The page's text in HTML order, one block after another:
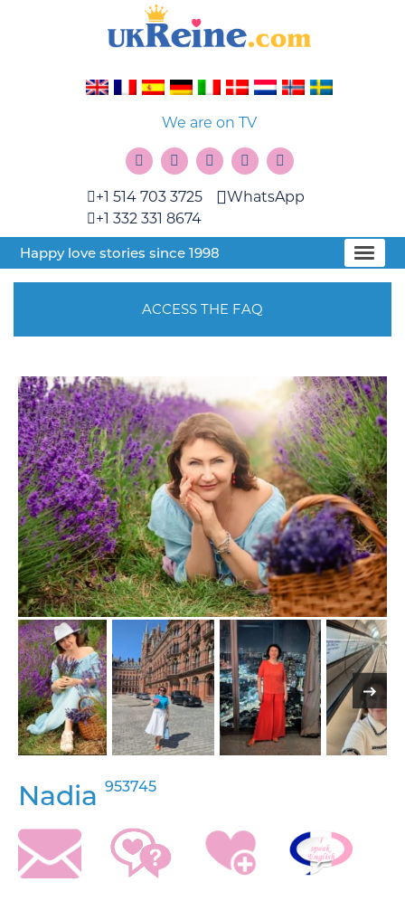
We are on TV
+1 514 703 3725
+1 332 331 8674
WhatsApp
Happy love stories since 1998
ACCESS THE FAQ
Nadia 953745